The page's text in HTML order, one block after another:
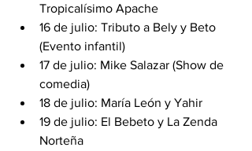
Tropicalísimo Apache
16 de julio: Tributo a Bely y Beto
(Evento infantil)
17 de julio: Mike Salazar (Show de
comedia)
18 de julio: María León y Yahir
19 de julio: El Bebeto y La Zenda
Norteña